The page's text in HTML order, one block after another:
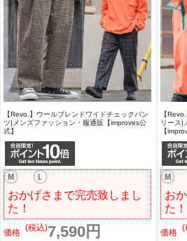
【Revo.】ウールブレンドワイドチェックパン
ツ|メンズファッション・服通販【improves公
式】
おかげさまで完売致しまし
た！
価格 7,590円
(税込)
【
リース|
【
お
た！
価格 (